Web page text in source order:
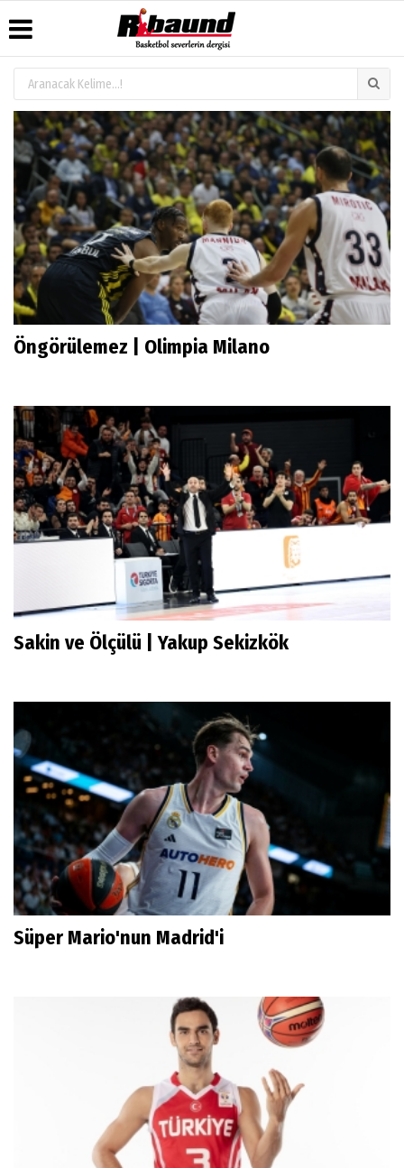
Üye Paneli
Haber
Arşivi
Gazete
Arşivi
Hava
Durumu
Gazete
Manşetleri
Anketler
Biyografiler
Köşe
Yazarları
Video
Galeri
Foto
Galeri
Künye
İletişim
Çerez
Politikası
Gizlilik
İlkeleri
Öngörülemez | Olimpia Milano
Sakin ve Ölçülü | Yakup Sekizkök
Süper Mario'nun Madrid'i